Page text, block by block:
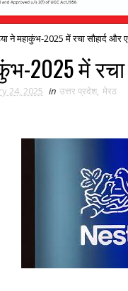
ने महाकुंभ-2025 में रचा सौहार्द और
2025 में
24, 2025 in उत्तर प्रदेश, मेरठ